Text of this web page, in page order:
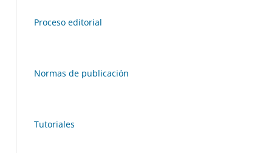
Proceso editorial
Normas de publicación
Tutoriales